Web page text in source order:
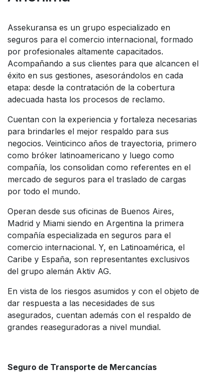
Assekuransa es un grupo especializado en
seguros para el comercio internacional, formado
por profesionales altamente capacitados.
Acompañando a sus clientes para que alcancen el
éxito en sus gestiones, asesorándolos en cada
etapa: desde la contratación de la cobertura
adecuada hasta los procesos de reclamo.
Cuentan con la experiencia y fortaleza necesarias
para brindarles el mejor respaldo para sus
negocios. Veinticinco años de trayectoria, primero
como bróker latinoamericano y luego como
compañía, los consolidan como referentes en el
mercado de seguros para el traslado de cargas
por todo el mundo.
Operan desde sus oficinas de Buenos Aires,
Madrid y Miami siendo en Argentina la primera
compañía especializada en seguros para el
comercio internacional. Y, en Latinoamérica, el
Caribe y España, son representantes exclusivos
del grupo alemán Aktiv AG.
En vista de los riesgos asumidos y con el objeto de
dar respuesta a las necesidades de sus
asegurados, cuentan además con el respaldo de
grandes reaseguradoras a nivel mundial.
Seguro de Transporte de Mercancías